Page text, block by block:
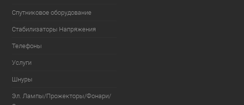
Спутниковое оборудование
Стабилизаторы Напряжения
Телефоны
Услуги
Шнуры
Эл. Лампы/Прожекторы/Фонари/